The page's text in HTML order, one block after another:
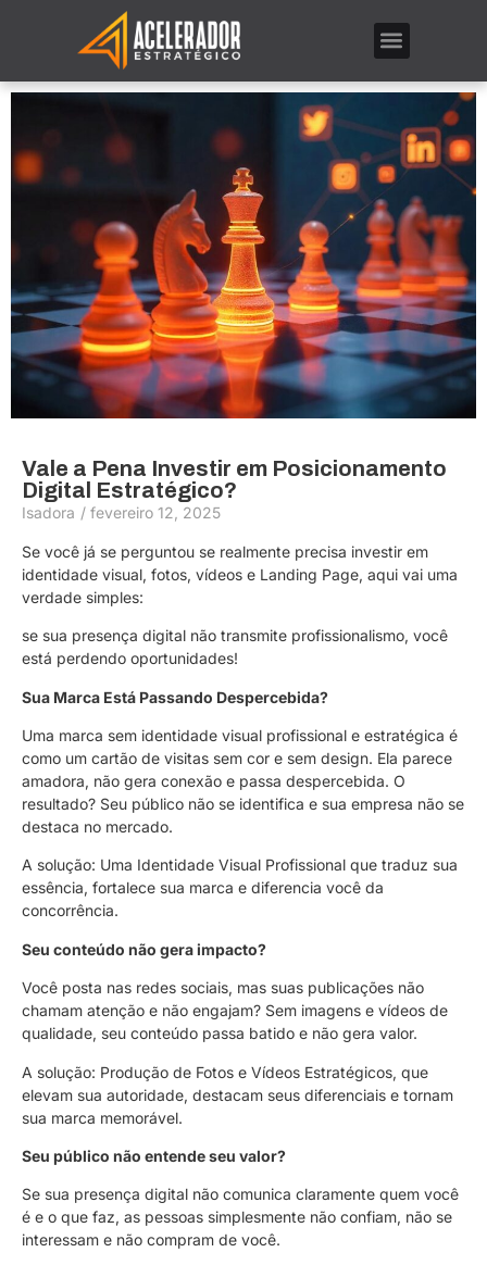
Vale a Pena Investir em Posicionamento
Digital Estratégico?
Isadora / fevereiro 12, 2025
Se você já se perguntou se realmente precisa investir em
identidade visual, fotos, vídeos e Landing Page, aqui vai uma
verdade simples:
se sua presença digital não transmite profissionalismo, você
está perdendo oportunidades!
Sua Marca Está Passando Despercebida?
Uma marca sem identidade visual profissional e estratégica é
como um cartão de visitas sem cor e sem design. Ela parece
amadora, não gera conexão e passa despercebida. O
resultado? Seu público não se identifica e sua empresa não se
destaca no mercado.
A solução: Uma Identidade Visual Profissional que traduz sua
essência, fortalece sua marca e diferencia você da
concorrência.
Seu conteúdo não gera impacto?
Você posta nas redes sociais, mas suas publicações não
chamam atenção e não engajam? Sem imagens e vídeos de
qualidade, seu conteúdo passa batido e não gera valor.
A solução: Produção de Fotos e Vídeos Estratégicos, que
elevam sua autoridade, destacam seus diferenciais e tornam
sua marca memorável.
Seu público não entende seu valor?
Se sua presença digital não comunica claramente quem você
é e o que faz, as pessoas simplesmente não confiam, não se
interessam e não compram de você.